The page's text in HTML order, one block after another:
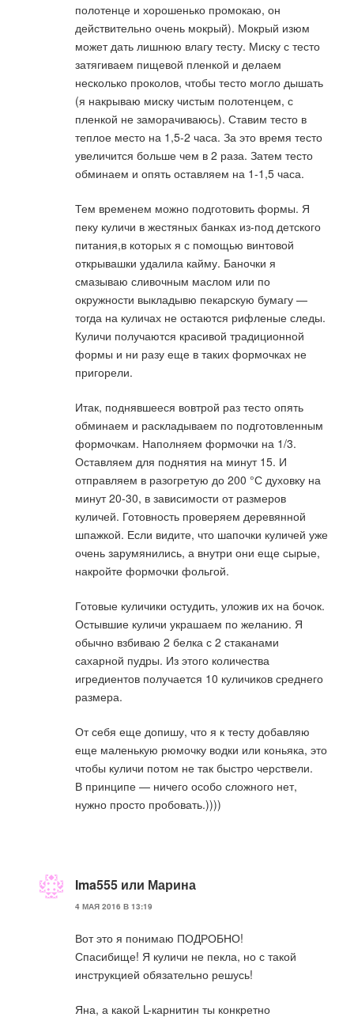
полотенце и хорошенько промокаю, он
действительно очень мокрый). Мокрый изюм
может дать лишнюю влагу тесту. Миску с тесто
затягиваем пищевой пленкой и делаем
несколько проколов, чтобы тесто могло дышать
(я накрываю миску чистым полотенцем, с
пленкой не заморачиваюсь). Ставим тесто в
теплое место на 1,5-2 часа. За это время тесто
увеличится больше чем в 2 раза. Затем тесто
обминаем и опять оставляем на 1-1,5 часа.
Тем временем можно подготовить формы. Я
пеку куличи в жестяных банках из-под детского
питания,в которых я с помощью винтовой
открывашки удалила кайму. Баночки я
смазываю сливочным маслом или по
окружности выкладывю пекарскую бумагу —
тогда на куличах не остаются рифленые следы.
Куличи получаются красивой традиционной
формы и ни разу еще в таких формочках не
пригорели.
Итак, поднявшееся вовтрой раз тесто опять
обминаем и раскладываем по подготовленным
формочкам. Наполняем формочки на 1/3.
Оставляем для поднятия на минут 15. И
отправляем в разогретую до 200 °С духовку на
минут 20-30, в зависимости от размеров
куличей. Готовность проверяем деревянной
шпажкой. Если видите, что шапочки куличей уже
очень зарумянились, а внутри они еще сырые,
накройте формочки фольгой.
Готовые куличики остудить, уложив их на бочок.
Остывшие куличи украшаем по желанию. Я
обычно взбиваю 2 белка с 2 стаканами
сахарной пудры. Из этого количества
игредиентов получается 10 куличиков среднего
размера.
От себя еще допишу, что я к тесту добавляю
еще маленькую рюмочку водки или коньяка, это
чтобы куличи потом не так быстро черствели.
В принципе — ничего особо сложного нет,
нужно просто пробовать.))))
Ima555 или Марина
4 МАЯ 2016 В 13:19
Вот это я понимаю ПОДРОБНО!
Спасибище! Я куличи не пекла, но с такой
инструкцией обязательно решусь!
Яна, а какой L-карнитин ты конкретно